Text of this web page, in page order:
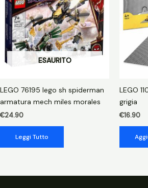
ESAURITO
LEGO 76195 lego sh spiderman
armatura mech miles morales
€24.90
Leggi Tutto
LEGO
grigia
€16.90